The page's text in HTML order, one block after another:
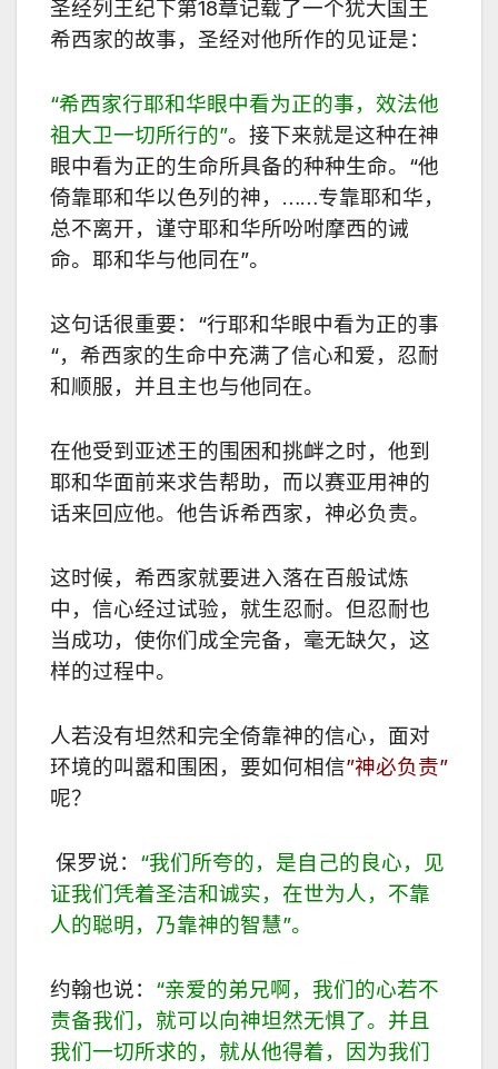
圣经列王纪下第18章记载了一个犹大国王
希西家的故事，圣经对他所作的见证是：
“希西家行耶和华眼中看为正的事，效法他
祖大卫一切所行的”。接下来就是这种在神
眼中看为正的生命所具备的种种生命。 “他
倚靠耶和华以色列的神， ……专靠耶和华，
总不离开，谨守耶和华所吩咐摩西的诫
命。耶和华与他同在”。
这句话很重要： “行耶和华眼中看为正的事
“，希西家的生命中充满了信心和爱，忍耐
和顺服，并且主也与他同在。
在他受到亚述王的围困和挑衅之时，他到
耶和华面前来求告帮助，而以赛亚用神的
话来回应他。他告诉希西家，神必负责。
这时候，希西家就要进入落在百般试炼
中，信心经过试验，就生忍耐。但忍耐也
当成功，使你们成全完备，毫无缺欠，这
样的过程中。
人若没有坦然和完全倚靠神的信心，面对
环境的叫嚣和围困，要如何相信”神必负责”
呢？
保罗说： “我们所夸的，是自己的良心，见
证我们凭着圣洁和诚实，在世为人，不靠
人的聪明，乃靠神的智慧”。
约翰也说： “亲爱的弟兄啊，我们的心若不
责备我们，就可以向神坦然无惧了。并且
我们一切所求的，就从他得着，因为我们